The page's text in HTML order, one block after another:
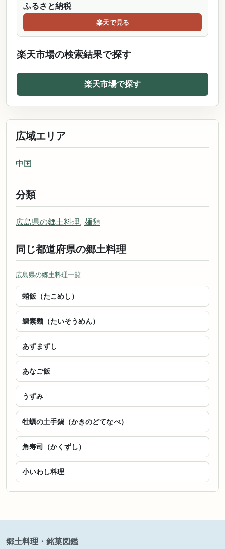
ふるさと納税
楽天で見る
楽天市場の検索結果で探す
楽天市場で探す
広域エリア
中国
分類
広島県の郷土料理, 麺類
同じ都道府県の郷土料理
広島県の郷土料理一覧
蛸飯（たこめし）
鯛素麺（たいそうめん）
あずまずし
あなご飯
うずみ
牡蠣の土手鍋（かきのどてなべ）
角寿司（かくずし）
小いわし料理
郷土料理・銘菓図鑑